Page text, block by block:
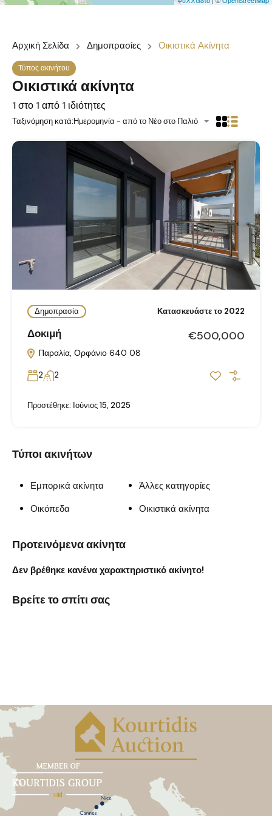
Αρχική Σελίδα Δημοπρασίες Οικιστικά Ακίνητα
Τύπος ακινήτου
Οικιστικά ακίνητα
1στο 1από 1 ιδιότητες
Ταξινόμηση κατά:Ημερομηνία - από το Νέο στο Παλιό
Δημοπρασία Κατασκευάστε το 2022
Δοκιμή
Παραλία, Ορφάνιο 640 08
€500,000
2 2
Προστέθηκε: Ιούνιος 15, 2025
Τύποι ακινήτων
Εμπορικά ακίνητα
Άλλες κατηγορίες
Οικόπεδα
Οικιστικά ακίνητα
Προτεινόμενα ακίνητα
Δεν βρέθηκε κανένα χαρακτηριστικό ακίνητο!
Βρείτε το σπίτι σας